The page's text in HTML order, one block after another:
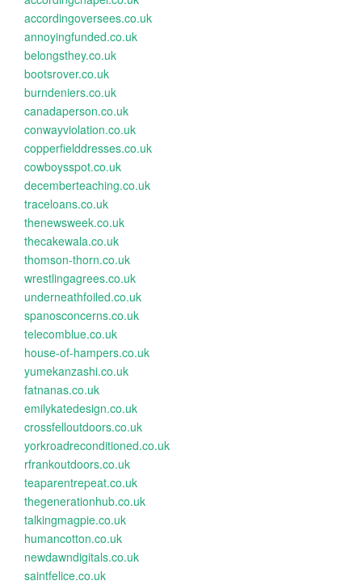
accordingoversees.co.uk
annoyingfunded.co.uk
belongsthey.co.uk
bootsrover.co.uk
burndeniers.co.uk
canadaperson.co.uk
conwayviolation.co.uk
copperfielddresses.co.uk
cowboysspot.co.uk
decemberteaching.co.uk
traceloans.co.uk
thenewsweek.co.uk
thecakewala.co.uk
thomson-thorn.co.uk
wrestlingagrees.co.uk
underneathfoiled.co.uk
spanosconcerns.co.uk
telecomblue.co.uk
house-of-hampers.co.uk
yumekanzashi.co.uk
fatnanas.co.uk
emilykatedesign.co.uk
crossfelloutdoors.co.uk
yorkroadreconditioned.co.uk
rfrankoutdoors.co.uk
teaparentrepeat.co.uk
thegenerationhub.co.uk
talkingmagpie.co.uk
humancotton.co.uk
newdawndigitals.co.uk
saintfelice.co.uk